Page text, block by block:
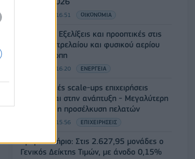
06/08/2026 - 16:51 ΟΙΚΟΝΟΜΙΑ
Eurobank: Εξελίξεις και προοπτικές στις
αγορές πετρελαίου και φυσικού αερίου
στην Ευρώπη
06/08/2026 - 16:20 ΕΝΕΡΓΕΙΑ
Οι ελληνικές scale-ups επιχειρήσεις
στρέφονται στην ανάπτυξη - Μεγαλύτερη
πρόκληση η προσέλκυση πελατών
06/08/2026 - 15:56 ΕΠΙΧΕΙΡΗΣΕΙΣ
Χρηματιστήριο: Στις 2.627,95 μονάδες ο
Γενικός Δείκτης Τιμών, με άνοδο 0,15%